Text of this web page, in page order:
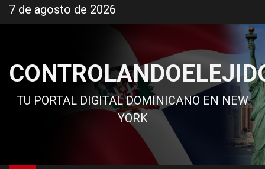
al
7 de agosto de 2026
TU PORTAL DIGITAL DOMINICANO EN NEW
YORK